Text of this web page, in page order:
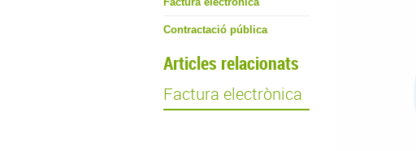
Contractació pública
Articles relacionats
Factura electrònica